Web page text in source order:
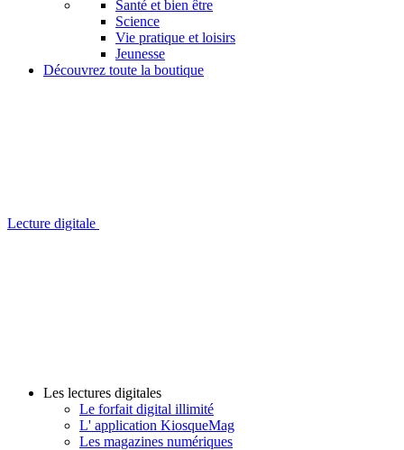
Santé et bien être
Science
Vie pratique et loisirs
Jeunesse
Découvrez toute la boutique
Lecture digitale
Les lectures digitales
Le forfait digital illimité
L' application KiosqueMag
Les magazines numériques